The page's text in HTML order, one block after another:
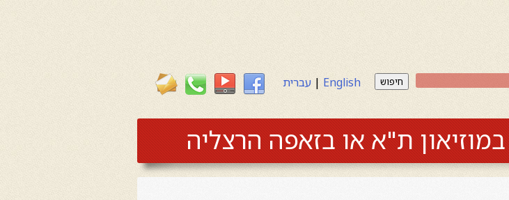
English
|עברית חיפוש
ת"א או בזאפה הרצליה